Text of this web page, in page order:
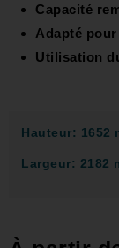
Capacité
Adapté
Utilisation
Hauteur: 1652
Largeur: 2182